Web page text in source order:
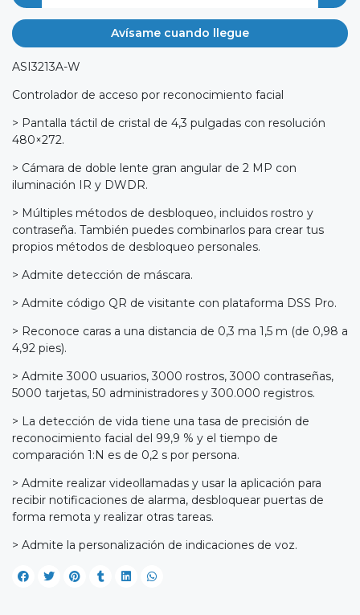
Avísame cuando llegue
ASI3213A-W
Controlador de acceso por reconocimiento facial
> Pantalla táctil de cristal de 4,3 pulgadas con resolución
480×272.
> Cámara de doble lente gran angular de 2 MP con
iluminación IR y DWDR.
> Múltiples métodos de desbloqueo, incluidos rostro y
contraseña. También puedes combinarlos para crear tus
propios métodos de desbloqueo personales.
> Admite detección de máscara.
> Admite código QR de visitante con plataforma DSS Pro.
> Reconoce caras a una distancia de 0,3 ma 1,5 m (de 0,98 a
4,92 pies).
> Admite 3000 usuarios, 3000 rostros, 3000 contraseñas,
5000 tarjetas, 50 administradores y 300.000 registros.
> La detección de vida tiene una tasa de precisión de
reconocimiento facial del 99,9 % y el tiempo de
comparación 1:N es de 0,2 s por persona.
> Admite realizar videollamadas y usar la aplicación para
recibir notificaciones de alarma, desbloquear puertas de
forma remota y realizar otras tareas.
> Admite la personalización de indicaciones de voz.